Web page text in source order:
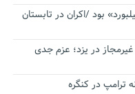
بود /اکران در تابستان
در یزد؛ عزم جدی
ترامپ در کنگره